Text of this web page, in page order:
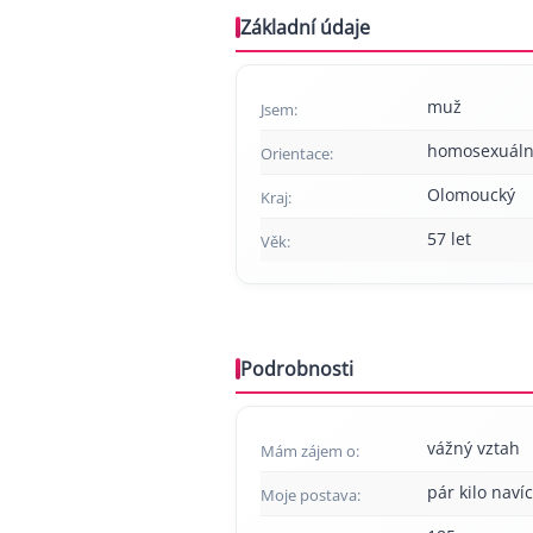
Základní údaje
Jsem: muž
Orientace:
Kraj: Olomoucký
Věk: 57 let
Podrobnosti
Mám zájem o: vážný vztah
Moje postava: pár kilo